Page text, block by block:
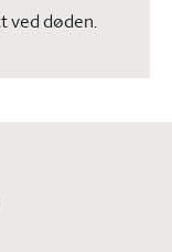
ved døden.